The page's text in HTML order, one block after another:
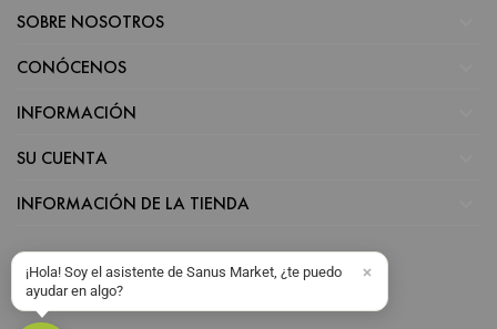
SOBRE NOSOTROS
CONÓCENOS
INFORMACIÓN
SU CUENTA
INFORMACIÓN DE LA TIENDA
¡Hola! Soy el asistente de Sanus Market, ¿te puedo
ayudar en algo?